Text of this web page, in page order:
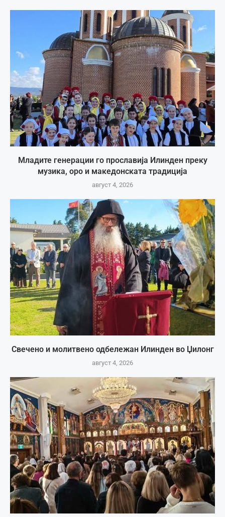
Младите генерации го прославија Илинден преку
музика, оро и македонската традиција
август 4, 2026
Свечено и молитвено одбележан Илинден во Џилонг
август 4, 2026